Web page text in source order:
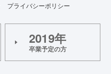
プライバシーポリシー
2019年
卒業予定の方